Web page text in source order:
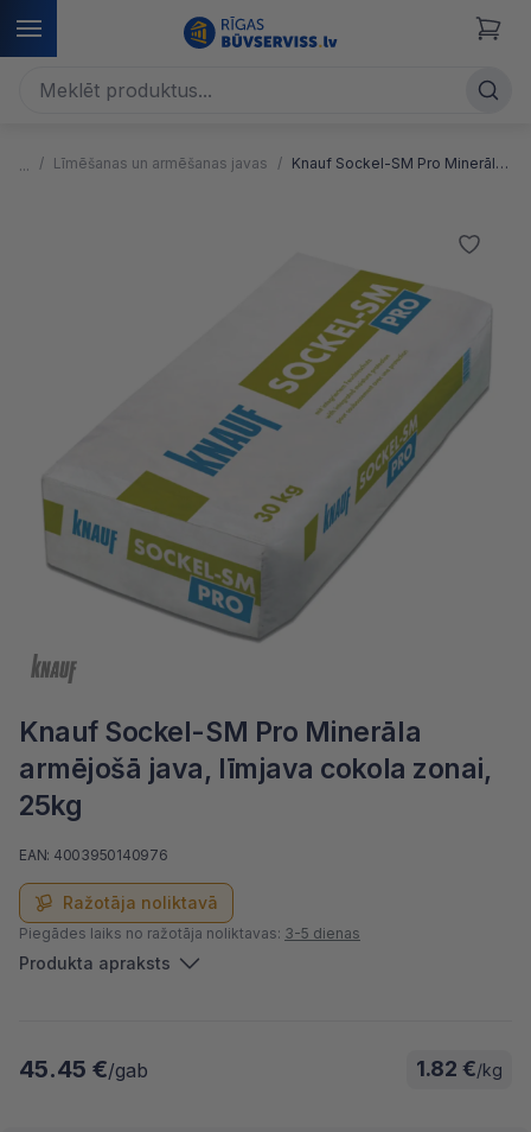
Līmēšanas un armēšanas javas Knauf Sockel-SM Pro Minerāla armējošā java, līmjava cokola zonai
Knauf Sockel-SM Pro Minerāla
armējošā java, līmjava cokola zonai,
25kg
Ražotāja noliktavā
EAN: 4003950140976
Piegādes laiks no ražotāja noliktavas: 3-5 dienas
Produkta apraksts
45.45 €/gab 1.82 €/kg